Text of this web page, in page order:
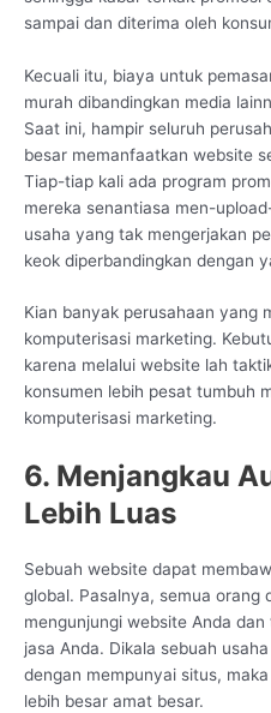
sampai dan diterima oleh
Kecuali itu, biaya untuk
murah dibandingkan media
Saat ini, hampir seluruh
besar memanfaatkan website
Tiap-tiap kali ada program
mereka senantiasa men-
usaha yang tak mengerjakan
keok diperbandingkan dengan
Kian banyak perusahaan yang
komputerisasi marketing.
karena melalui website lah
konsumen lebih pesat tumbuh
komputerisasi marketing.
6. Menjangkau
Lebih Luas
Sebuah website dapat
global. Pasalnya, semua orang
mengunjungi website Anda
jasa Anda. Dikala sebuah
dengan mempunyai situs,
lebih besar amat besar.